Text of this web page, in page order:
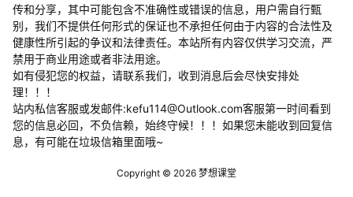
传和分享，其中可能包含不准确性或错误的信息，用户需自行甄
别，我们不提供任何形式的保证也不承担任何由于内容的合法性及
健康性所引起的争议和法律责任。本站所有内容仅供学习交流，严
禁用于商业用途或者非法用途。
​如有侵犯您的权益，请联系我们，收到消息后会尽快安排处
理！！！
站内私信客服或发邮件:kefu114@Outlook.com客服第一时间看到
您的信息必回，不负信赖，始终守候！！！如果您未能收到回复信
息，有可能在垃圾信箱里面哦~
Copyright © 2026 梦想课堂